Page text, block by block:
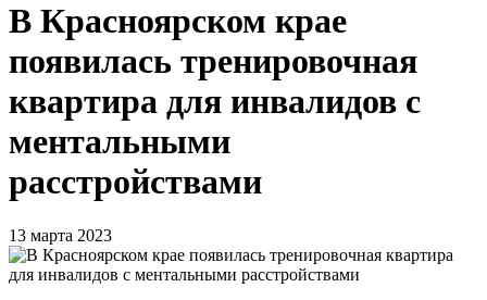
В Красноярском крае
появилась тренировочная
квартира для инвалидов с
ментальными
расстройствами
13 марта 2023